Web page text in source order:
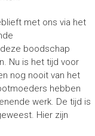
met ons via het
boodschap
Nu is het tijd voor
nog nooit van het
hebben
werk. De tijd is
Hier zijn